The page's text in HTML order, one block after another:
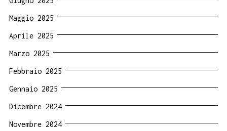
Maggio 2025
Aprile 2025
Marzo 2025
Febbraio 2025
Gennaio 2025
Dicembre 2024
Novembre 2024